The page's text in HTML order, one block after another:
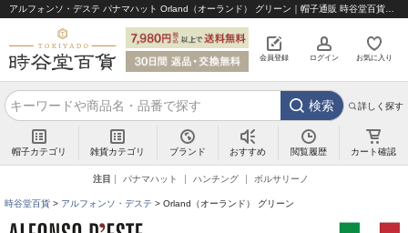
会員登録 ログイン お気に入り
検索 詳しく探す
帽子カテゴリ 雑貨カテゴリ ブランド おすすめ 閲覧履歴 カート確認
注目 パナマハット ハンチング ボルサリーノ
時谷堂百貨 アルフォンソ・デステ Orland（オーランド） グリーン